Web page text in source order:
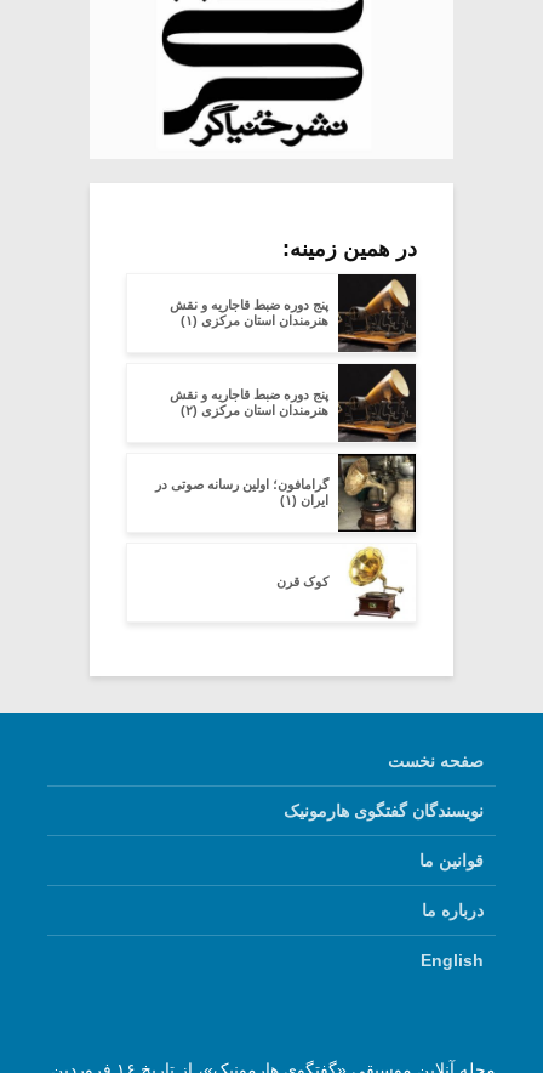
در همین زمینه:
پنج دوره ضبط قاجاریه و نقش
هنرمندان استان مرکزی (۱)
پنج دوره ضبط قاجاریه و نقش
هنرمندان استان مرکزی (۲)
گرامافون؛ اولین رسانه صوتی در
ایران (۱)
کوک ‌قرن
صفحه نخست
نویسندگان گفتگوی هارمونیک
قوانین ما
درباره ما
English
مجله آنلاین موسیقی «گفتگوی هارمونیک»، از تاریخ ۱۶ فروردین